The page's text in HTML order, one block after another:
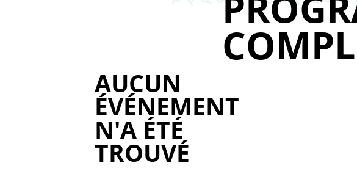
AUCUN
ÉVÉNEMENT
N'A ÉTÉ
TROUVÉ